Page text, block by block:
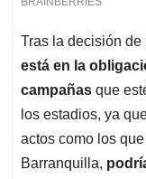
Tras la decisión de
está en la
campañas que
los estadios, ya
actos como los
Barranquilla,